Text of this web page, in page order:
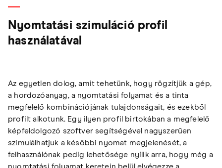
Nyomtatási szimuláció profil
használatával
Az egyetlen dolog, amit tehetünk, hogy rögzítjük a gép,
a hordozóanyag, a nyomtatási folyamat és a tinta
megfelelő kombinációjának tulajdonságait, és ezekből
profilt alkotunk. Egy ilyen profil birtokában a megfelelő
képfeldolgozó szoftver segítségével nagyszerűen
szimulálhatjuk a későbbi nyomat megjelenését, a
felhasználónak pedig lehetősége nyílik arra, hogy még a